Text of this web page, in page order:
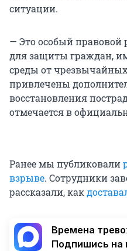
ситуации.
— Это особый
для защиты граждан,
среды от
привлечены
восстановления
отмечается в
Ранее мы публиковали
взрыве. Сотрудники
рассказали, как
Времена
Подпишись на